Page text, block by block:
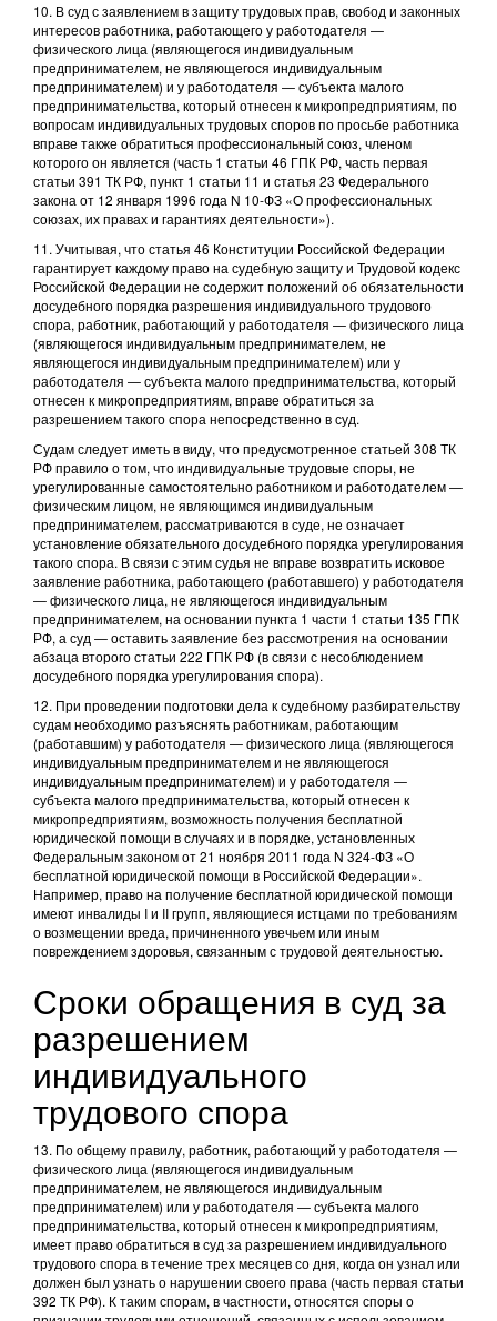
10. В суд с заявлением в защиту трудовых прав, свобод и законных
интересов работника, работающего у работодателя —
физического лица (являющегося индивидуальным
предпринимателем, не являющегося индивидуальным
предпринимателем) и у работодателя — субъекта малого
предпринимательства, который отнесен к микропредприятиям, по
вопросам индивидуальных трудовых споров по просьбе работника
вправе также обратиться профессиональный союз, членом
которого он является (часть 1 статьи 46 ГПК РФ, часть первая
статьи 391 ТК РФ, пункт 1 статьи 11 и статья 23 Федерального
закона от 12 января 1996 года N 10-ФЗ «О профессиональных
союзах, их правах и гарантиях деятельности»).
11. Учитывая, что статья 46 Конституции Российской Федерации
гарантирует каждому право на судебную защиту и Трудовой кодекс
Российской Федерации не содержит положений об обязательности
досудебного порядка разрешения индивидуального трудового
спора, работник, работающий у работодателя — физического лица
(являющегося индивидуальным предпринимателем, не
являющегося индивидуальным предпринимателем) или у
работодателя — субъекта малого предпринимательства, который
отнесен к микропредприятиям, вправе обратиться за
разрешением такого спора непосредственно в суд.
Судам следует иметь в виду, что предусмотренное статьей 308 ТК
РФ правило о том, что индивидуальные трудовые споры, не
урегулированные самостоятельно работником и работодателем —
физическим лицом, не являющимся индивидуальным
предпринимателем, рассматриваются в суде, не означает
установление обязательного досудебного порядка урегулирования
такого спора. В связи с этим судья не вправе возвратить исковое
заявление работника, работающего (работавшего) у работодателя
— физического лица, не являющегося индивидуальным
предпринимателем, на основании пункта 1 части 1 статьи 135 ГПК
РФ, а суд — оставить заявление без рассмотрения на основании
абзаца второго статьи 222 ГПК РФ (в связи с несоблюдением
досудебного порядка урегулирования спора).
12. При проведении подготовки дела к судебному разбирательству
судам необходимо разъяснять работникам, работающим
(работавшим) у работодателя — физического лица (являющегося
индивидуальным предпринимателем и не являющегося
индивидуальным предпринимателем) и у работодателя —
субъекта малого предпринимательства, который отнесен к
микропредприятиям, возможность получения бесплатной
юридической помощи в случаях и в порядке, установленных
Федеральным законом от 21 ноября 2011 года N 324-ФЗ «О
бесплатной юридической помощи в Российской Федерации».
Например, право на получение бесплатной юридической помощи
имеют инвалиды I и II групп, являющиеся истцами по требованиям
о возмещении вреда, причиненного увечьем или иным
повреждением здоровья, связанным с трудовой деятельностью.
Сроки обращения в суд за
разрешением
индивидуального
трудового спора
13. По общему правилу, работник, работающий у работодателя —
физического лица (являющегося индивидуальным
предпринимателем, не являющегося индивидуальным
предпринимателем) или у работодателя — субъекта малого
предпринимательства, который отнесен к микропредприятиям,
имеет право обратиться в суд за разрешением индивидуального
трудового спора в течение трех месяцев со дня, когда он узнал или
должен был узнать о нарушении своего права (часть первая статьи
392 ТК РФ). К таким спорам, в частности, относятся споры о